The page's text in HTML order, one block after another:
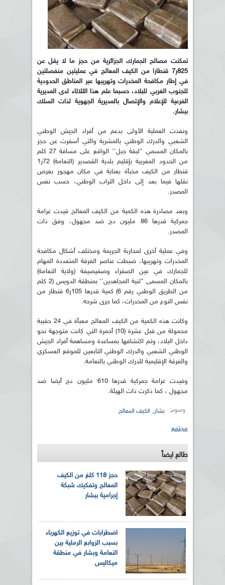
تمكنت مصالح الجمارك الجزائرية من حجز ما لا يقل عن
825ر7 قنطارا من الكيف المعالج في عمليتين منفصلتين
في إطار مكافحة المخدرات وتهريبها عبر المناطق الحدودية
للجنوب الغربي للبلاد، حسبما علم هذا الثلاثاء لدى المديرية
الفرعية للإعلام والإتصال بالمديرية الجهوية لذات السلك
ببشار.
ونفذت العملية الأولى بدعم من أفراد الجيش الوطني
الشعبي والدرك الوطني بالمشرية والتي أسفرت عن حجز
بالمكان المسمي "لبقة جبل'' الواقع على مسافة 27 كلم
من الحدود المغربية بإقليم بلدية القصدير (النعامة) 72ر1
قنطار من الكيف مخبأة بعناية في مكان مهجور بغرض
نقلها فيما بعد إلى داخل التراب الوطني، حسب نفس
المصدر.
وبعد مصادرة هذه الكمية من الكيف المعالج قيدت غرامة
جمركية قدرها 86 مليون دج ضد مجهول، وفق ذات
المصدر.
وفي عملية أخرى لمحاربة الجريمة ومختلف أشكال مكافحة
المخدرات وتهريبها، ضبطت عناصر الفرقة المتعددة المهام
للجمارك في عين الصفراء وصفيصيفة (ولاية النعامة)
بالمكان المسمى "ثنية المجاهدين'' بمنطقة الدويس (2 كلم
من الطريق الوطني رقم 6) كمية قدرها 105ر6 قنطار من
نفس النوع من المخدرات، كما جرى شرحه.
وكانت هذه الكمية من الكيف المعالج معبأة في 24 حقيبة
محمولة من قبل عشرة (10) أحمرة التي كانت متوجهة نحو
داخل البلاد، وتم اكتشافها بمساعدة ومساهمة أفراد الجيش
الوطني الشعبي والدرك الوطني التابعين للموقع العسكري
والفرقة الإقليمية للدرك الوطني بالنعامة.
وقيدت غرامة جمركية قدرها 610 مليون دج أيضا ضد
مجهول ، كما ذكرت ذات الهيئة.
وسوم: بشار, الكيف المعالج
مجتمع
طالع ايضاً
حجز 118 كلغ من الكيف
المعالج وتفكيك شبكة
إجرامية ببشار
اضطرابات في توزيع الكهرباء
بسبب الزوابع الرملية بين
النعامة وبشار في منطقة
ميكاليس